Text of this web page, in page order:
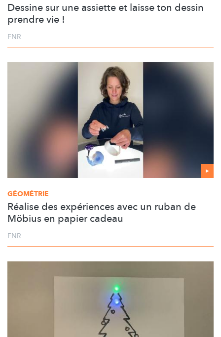
Dessine sur une assiette et laisse ton dessin
prendre vie !
FNR
GÉOMÉTRIE
Réalise des expériences avec un ruban de
Möbius en papier cadeau
FNR